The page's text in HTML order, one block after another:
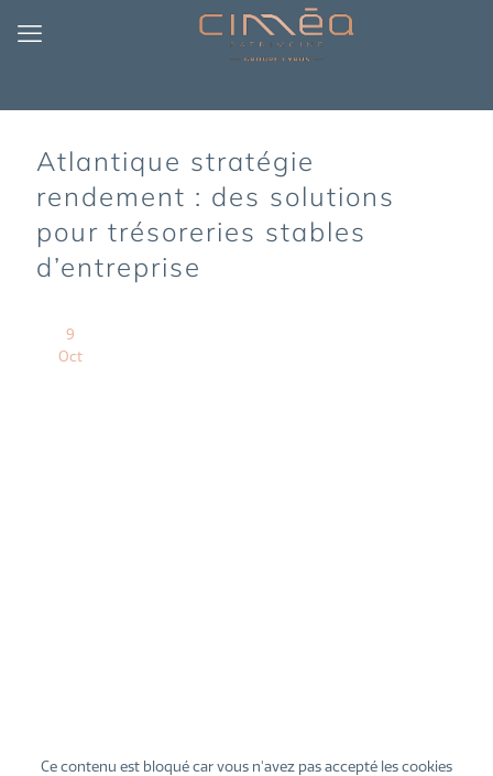
Atlantique stratégie
rendement : des solutions
pour trésoreries stables
d’entreprise
9
Oct
Ce contenu est bloqué car vous n'avez pas accepté les cookies